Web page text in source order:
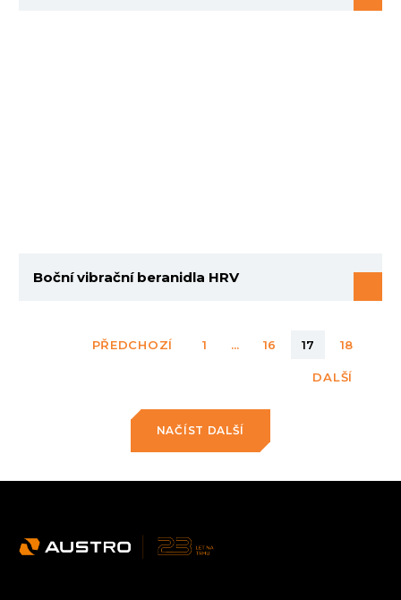
Boční vibrační beranidla HRV
PŘEDCHOZÍ 1 ... 16 17 18
DALŠÍ
NAČÍST DALŠÍ